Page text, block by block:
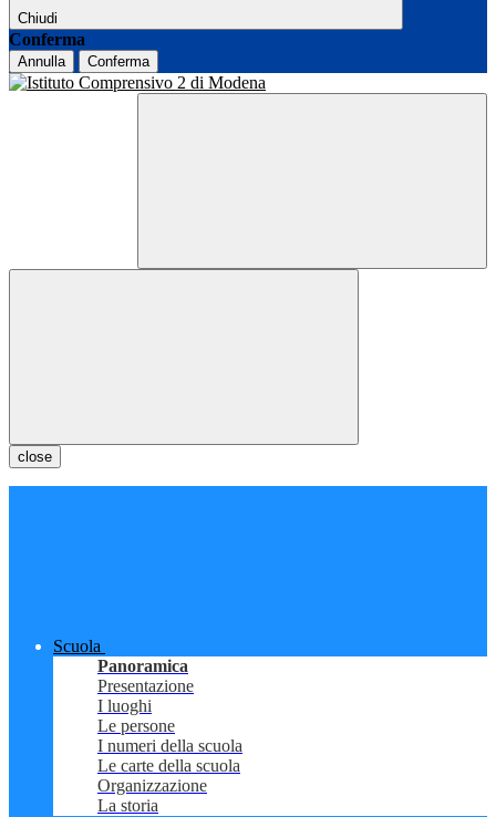
Chiudi
Conferma
Annulla Conferma
close
Scuola
Panoramica
Presentazione
I luoghi
Le persone
I numeri della scuola
Le carte della scuola
Organizzazione
La storia